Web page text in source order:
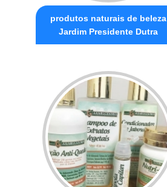
produtos naturais de beleza
Jardim Presidente Dutra